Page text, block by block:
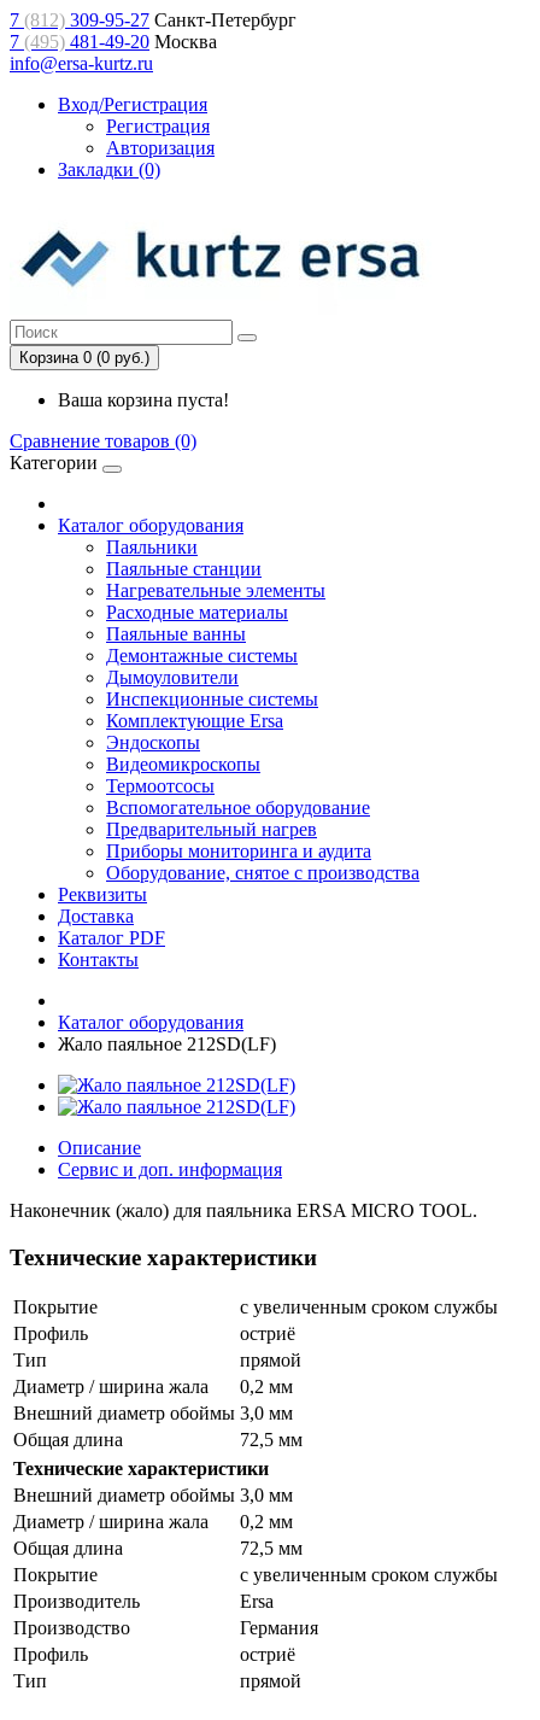
7 (812) 309-95-27 Санкт-Петербург
7 (495) 481-49-20 Москва
info@ersa-kurtz.ru
Вход/Регистрация
Регистрация
Авторизация
Закладки (0)
Корзина 0 (0 руб.)
Ваша корзина пуста!
Сравнение товаров (0)
Категории
Каталог оборудования
Паяльники
Паяльные станции
Нагревательные элементы
Расходные материалы
Паяльные ванны
Демонтажные системы
Дымоуловители
Инспекционные системы
Комплектующие Ersa
Эндоскопы
Видеомикроскопы
Термоотсосы
Вспомогательное оборудование
Предварительный нагрев
Приборы мониторинга и аудита
Оборудование, снятое с производства
Реквизиты
Доставка
Каталог PDF
Контакты
Каталог оборудования
Жало паяльное 212SD(LF)
Описание
Сервис и доп. информация
Наконечник (жало) для паяльника ERSA MICRO TOOL.
Технические характеристики
Покрытие
с увеличенным сроком службы
Профиль
остриё
Тип
прямой
Диаметр / ширина жала
0,2 мм
Внешний диаметр обоймы 3,0 мм
Общая длина
72,5 мм
Технические характеристики
Внешний диаметр обоймы 3,0 мм
Диаметр / ширина жала
0,2 мм
Общая длина
72,5 мм
Покрытие
с увеличенным сроком службы
Производитель
Ersa
Производство
Германия
Профиль
остриё
Тип
прямой